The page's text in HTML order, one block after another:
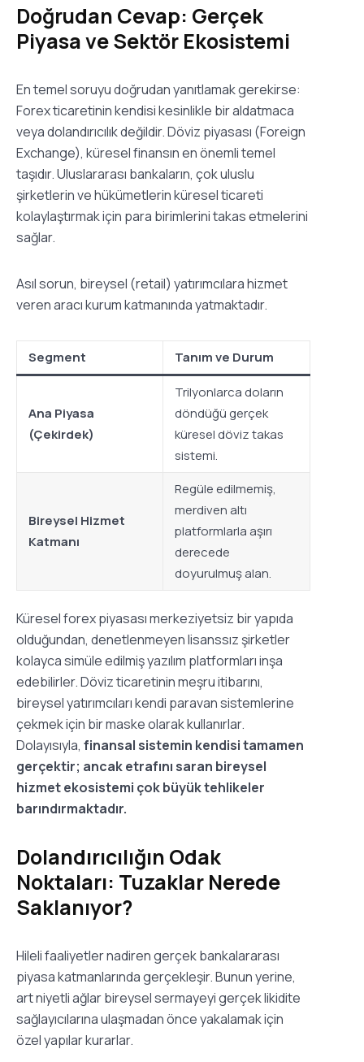
Doğrudan Cevap: Gerçek
Piyasa ve Sektör Ekosistemi
En temel soruyu doğrudan yanıtlamak gerekirse:
Forex ticaretinin kendisi kesinlikle bir aldatmaca
veya dolandırıcılık değildir. Döviz piyasası (Foreign
Exchange), küresel finansın en önemli temel
taşıdır. Uluslararası bankaların, çok uluslu
şirketlerin ve hükümetlerin küresel ticareti
kolaylaştırmak için para birimlerini takas etmelerini
sağlar.
Asıl sorun, bireysel (retail) yatırımcılara hizmet
veren aracı kurum katmanında yatmaktadır.
Segment Tanım ve Durum
Ana Piyasa
(Çekirdek)
Trilyonlarca doların
döndüğü gerçek
küresel döviz takas
sistemi.
Bireysel Hizmet
Katmanı
Regüle edilmemiş,
merdiven altı
platformlarla aşırı
derecede
doyurulmuş alan.
Küresel forex piyasası merkeziyetsiz bir yapıda
olduğundan, denetlenmeyen lisanssız şirketler
kolayca simüle edilmiş yazılım platformları inşa
edebilirler. Döviz ticaretinin meşru itibarını,
bireysel yatırımcıları kendi paravan sistemlerine
çekmek için bir maske olarak kullanırlar.
Dolayısıyla, finansal sistemin kendisi tamamen
gerçektir; ancak etrafını saran bireysel
hizmet ekosistemi çok büyük tehlikeler
barındırmaktadır.
Dolandırıcılığın Odak
Noktaları: Tuzaklar Nerede
Saklanıyor?
Hileli faaliyetler nadiren gerçek bankalararası
piyasa katmanlarında gerçekleşir. Bunun yerine,
art niyetli ağlar bireysel sermayeyi gerçek likidite
sağlayıcılarına ulaşmadan önce yakalamak için
özel yapılar kurarlar.